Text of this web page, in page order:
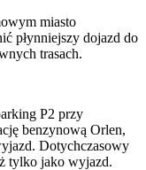
miasto
płynniejszy dojazd do
trasach.
P2 przy
benzynową Orlen,
Dotychczasowy
tylko jako wyjazd.